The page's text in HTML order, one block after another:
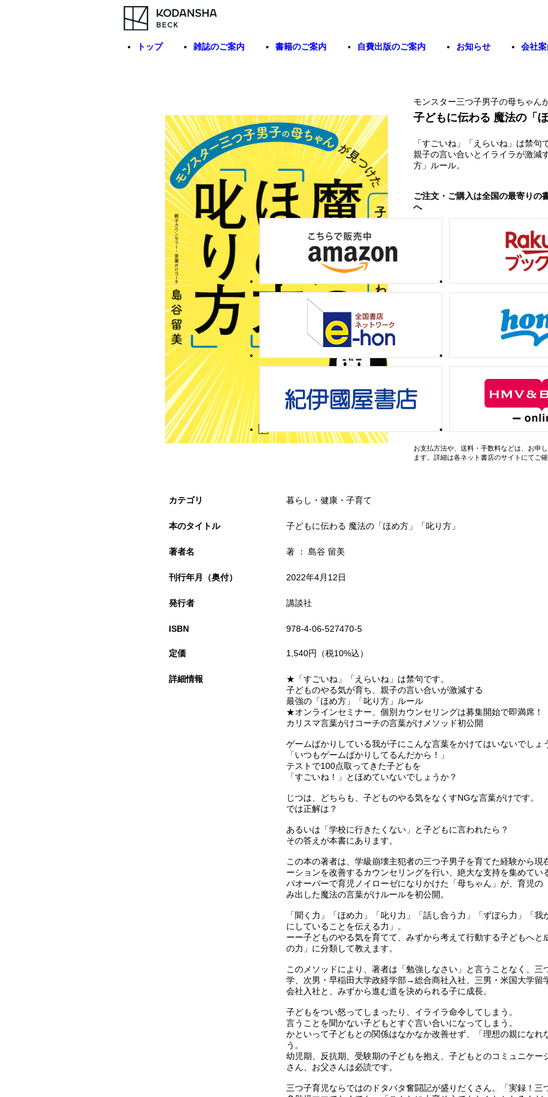
トップ 雑誌のご案内 書籍のご案内 自費出版のご案内 お知らせ 会社
モンスター三つ子男子の母ちゃん
子どもに伝わる 魔法の「
「すごいね」「えらいね」は禁句
親子の言い合いとイライラが激減
方」ルール。
ご注文・ご購入は全国の最寄りの
へ
お支払方法や、送料・手数料などは、お申
ます。詳細は各ネット書店のサイトにてご確
カテゴリ 暮らし・健康・子育て
本のタイトル 子どもに伝わる 魔法の「ほめ方」「叱り方」
著者名 著 ： 島谷 留美
刊行年月（奥付） 2022年4月12日
発行者 講談社
ISBN 978-4-06-527470-5
定価 1,540円（税10%込）
詳細情報
★「すごいね」「えらいね」は禁句です。
子どものやる気が育ち、親子の言い合いが激減する
最強の「ほめ方」「叱り方」ルール
★オンラインセミナー、個別カウンセリングは募集開始で即満席！
カリスマ言葉がけコーチの言葉がけメソッド初公開
ゲームばかりしている我が子にこんな言葉をかけてはいないでしょ
「いつもゲームばかりしてるんだから！」
テストで100点取ってきた子どもを
「すごいね！」とほめていないでしょうか？
じつは、どちらも、子どものやる気をなくすNGな言葉がけです。
では正解は？
あるいは「学校に行きたくない」と子どもに言われたら？
その答えが本書にあります。
この本の著者は、学級崩壊主犯者の三つ子男子を育てた経験から現
ーションを改善するカウンセリングを行い、絶大な支持を集めてい
パオーバーで育児ノイローゼになりかけた「母ちゃん」が、育児の
み出した魔法の言葉がけルールを初公開。
「聞く力」「ほめ力」「叱り力」「話し合う力」「ずぼら力」「
にしていることを伝える力」。
ーー子どものやる気を育てて、みずから考えて行動する子どもへと
の力」に分類して教えます。
このメソッドにより、著者は「勉強しなさい」と言うことなく、三
学、次男・早稲田大学政経学部→総合商社入社、三男・米国大学
会社入社と、みずから進む道を決められる子に成長。
子どもをつい怒ってしまったり、イライラ命令してしまう。
言うことを聞かない子どもとすぐ言い合いになってしまう。
かといって子どもとの関係はなかなか改善せず、「理想の親にな
う。
幼児期、反抗期、受験期の子どもを抱え、子どもとのコミュニケー
さん、お父さんは必読です。
三つ子育児ならではのドタバタ奮闘記が盛りだくさん。「実録！三